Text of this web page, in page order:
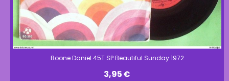
Boone Daniel 45T SP Beautiful Sunday 1972
3,95€